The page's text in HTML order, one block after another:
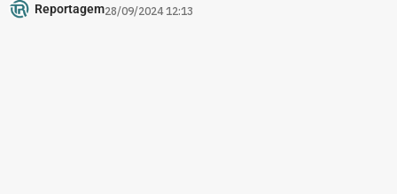
Reportagem28/09/2024 12:13